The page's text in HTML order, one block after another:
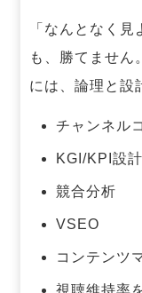
「なんとなく
も、勝てません。
には、論理と設
チャンネル
KGI/KPI設計
競合分析
VSEO
コンテンツ